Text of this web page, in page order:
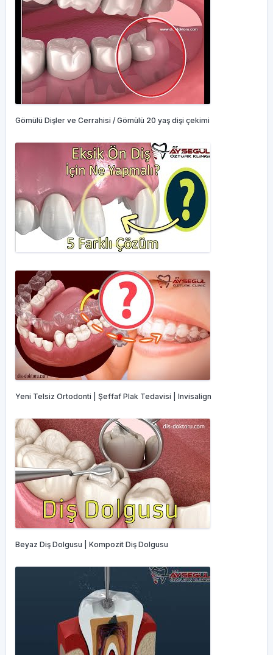
Gömülü Dişler ve Cerrahisi / Gömülü 20 yaş dişi çekimi
Yeni Telsiz Ortodonti | Şeffaf Plak Tedavisi | Invisalign
Beyaz Diş Dolgusu | Kompozit Diş Dolgusu